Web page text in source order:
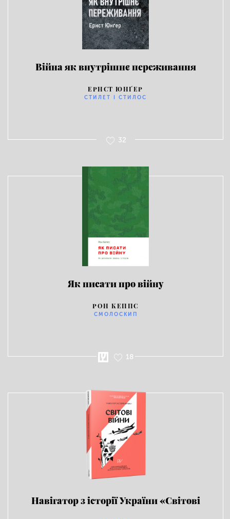
Війна як внутрішнє переживання
ЕРНСТ ЮНҐЕР
СТИЛЕТ І СТИЛОС
32
Як писати про війну
РОН КЕППС
СМОЛОСКИП
18
Навігатор з історії України «Світові